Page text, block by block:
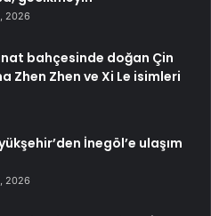
2026
bahçesinde doğan Çin
Zhen Zhen ve Xi Le isimleri
İnegöl’e ulaşım
2026